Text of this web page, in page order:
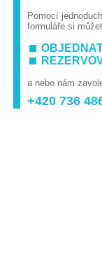
Pomocí
formuláře si
a nebo nám
+420 736